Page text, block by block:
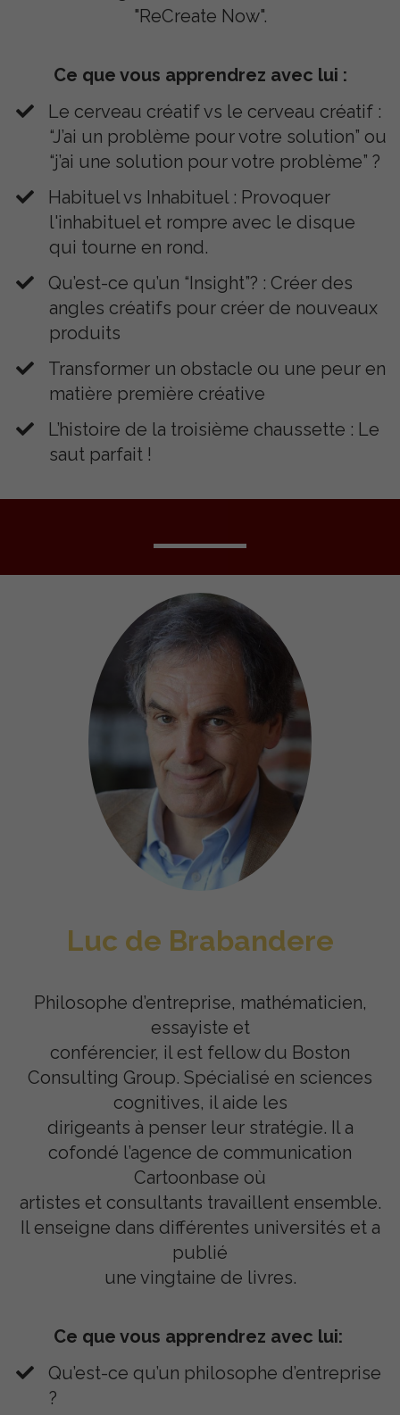
"ReCreate Now".
Ce que vous apprendrez avec lui :
Le cerveau créatif vs le cerveau créatif :
“J’ai un problème pour votre solution” ou
“j’ai une solution pour votre problème” ?
Habituel vs Inhabituel : Provoquer
l'inhabituel et rompre avec le disque
qui tourne en rond.
Qu’est-ce qu’un “Insight”? : Créer des
angles créatifs pour créer de nouveaux
produits
​Transformer un obstacle ou une peur en
matière première créative
​L’histoire de la troisième chaussette : Le
saut parfait !
Luc de Brabandere
Philosophe d’entreprise, mathématicien,
essayiste et
conférencier, il est fellow du Boston
Consulting Group. Spécialisé en sciences
cognitives, il aide les
dirigeants à penser leur stratégie. Il a
cofondé l’agence de communication
Cartoonbase où
artistes et consultants travaillent ensemble.
Il enseigne dans différentes universités et a
publié
une vingtaine de livres.
Ce que vous apprendrez avec lui:
Qu’est-ce qu’un philosophe d’entreprise
?